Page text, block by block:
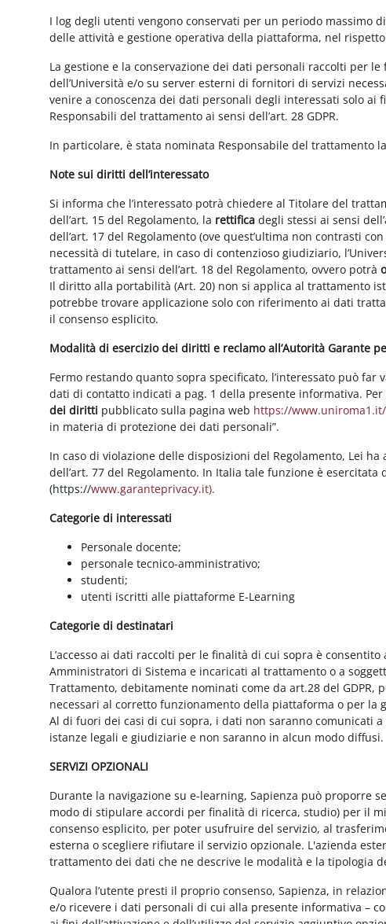
I log degli utenti vengono conservati per un periodo massimo
delle attività e gestione operativa della piattaforma, nel
La gestione e la conservazione dei dati personali raccolti per
dell’Università e/o su server esterni di fornitori di servizi
venire a conoscenza dei dati personali degli interessati solo
Responsabili del trattamento ai sensi dell’art. 28 GDPR.
In particolare, è stata nominata Responsabile del trattamento
Note sui diritti dell’interessato
Si informa che l’interessato potrà chiedere al Titolare del
dell’art. 15 del Regolamento, la rettificadegli stessi ai sensi
dell’art. 17 del Regolamento (ove quest’ultima non contrasti
necessità di tutelare, in caso di contenzioso giudiziario,
trattamento ai sensi dell’art. 18 del Regolamento, ovvero potrà
Il diritto alla portabilità (Art. 20) non si applica al trattamento
potrebbe trovare applicazione solo con riferimento ai dati
il consenso esplicito.
Modalità di esercizio dei diritti e reclamo all’Autorità Garante
Fermo restando quanto sopra specificato, l’interessato può
dati di contatto indicati a pag. 1 della presente informativa.
dei diritti pubblicato sulla pagina web https://
in materia di protezione dei dati personali”.
In caso di violazione delle disposizioni del Regolamento, Lei
dell’art. 77 del Regolamento. In Italia tale funzione è
(https://www.garanteprivacy.it).
Categorie di interessati
Personale docente;
personale tecnico-amministrativo;
studenti;
utenti iscritti alle piattaforme E-Learning
Categorie di destinatari
L’accesso ai dati raccolti per le finalità di cui sopra è
Amministratori di Sistema e incaricati al trattamento o a
Trattamento, debitamente nominati come da art.28 del
necessari al corretto funzionamento della piattaforma o per
Al di fuori dei casi di cui sopra, i dati non saranno comunicati
istanze legali e giudiziarie e non saranno in alcun modo diffusi.
SERVIZI OPZIONALI
Durante la navigazione su e-learning, Sapienza può proporre
modo di stipulare accordi per finalità di ricerca, studio) per il
consenso esplicito, per poter usufruire del servizio, al
esterna o scegliere rifiutare il servizio opzionale. L'azienda
trattamento dei dati che ne descrive le modalità e la tipologia
Qualora l’utente presti il proprio consenso, Sapienza, in
e/o ricevere i dati personali di cui alla presente informativa –